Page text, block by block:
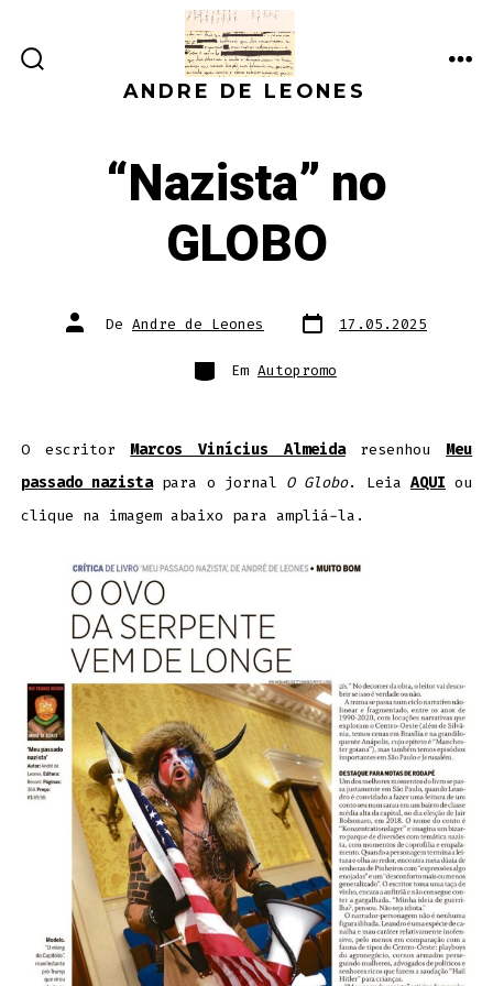
direto
PESQUISAANDRE DE LEONES
“Nazista” no
GLOBO
Autor
do De Andre de Leones Data
do
17.05.2025
Categorias
Em Autopromo
O escritor Marcos Vinícius Almeidaresenhou Meu
passado nazistapara o jornal O Globo. Leia AQUI ou
clique na imagem abaixo para ampliá-la.